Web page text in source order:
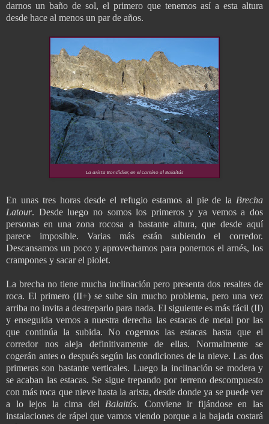
darnos un baño de sol, el primero que tenemos así a esta altura
desde hace al menos un par de años.
La arista Bondidier, en el camino al Balaitús
En unas tres horas desde el refugio estamos al pie de la Brecha
Latour. Desde luego no somos los primeros y ya vemos a dos
personas en una zona rocosa a bastante altura, que desde aquí
parece imposible. Varias más están subiendo el corredor.
Descansamos un poco y aprovechamos para ponernos el arnés, los
crampones y sacar el piolet.
La brecha no tiene mucha inclinación pero presenta dos resaltes de
roca. El primero (II+) se sube sin mucho problema, pero una vez
arriba no invita a destreparlo para nada. El siguiente es más fácil (II)
y enseguida vemos a nuestra derecha las estacas de metal por las
que continúa la subida. No cogemos las estacas hasta que el
corredor nos aleja definitivamente de ellas. Normalmente se
cogerán antes o después según las condiciones de la nieve. Las dos
primeras son bastante verticales. Luego la inclinación se modera y
se acaban las estacas. Se sigue trepando por terreno descompuesto
con más roca que nieve hasta la arista, desde donde ya se puede ver
a lo lejos la cima del Balaitús. Conviene ir fijándose en las
instalaciones de rápel que vamos viendo porque a la bajada costará